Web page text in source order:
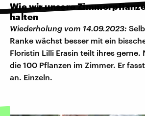
Wie wir unsere
halten
Wiederholung vom 14.09.2023:
Ranke wächst besser mit ein
Floristin Lilli Erasin teilt ihres gerne.
die 100 Pflanzen im Zimmer. Er
an. Einzeln.